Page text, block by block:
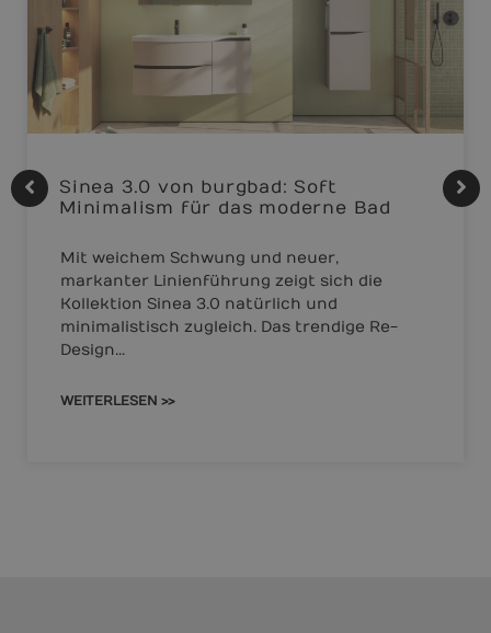
Sinea 3.0 von burgbad: Soft
Minimalism für das moderne Bad
Mit weichem Schwung und neuer,
markanter Linienführung zeigt sich die
Kollektion Sinea 3.0 natürlich und
minimalistisch zugleich. Das trendige Re-
Design…
WEITERLESEN >>